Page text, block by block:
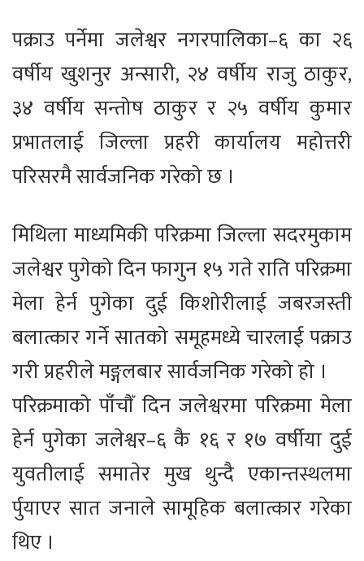
पक्राउ पर्नेमा जलेश्वर नगरपालिका–६ का २६
वर्षीय खुशनुर अन्सारी, २४ वर्षीय राजु ठाकुर,
३४ वर्षीय सन्तोष ठाकुर र २५ वर्षीय कुमार
प्रभातलाई जिल्ला प्रहरी कार्यालय महोत्तरी
परिसरमै सार्वजनिक गरेको छ ।
मिथिला माध्यमिकी परिक्रमा जिल्ला सदरमुकाम
जलेश्वर पुगेको दिन फागुन १५ गते राति परिक्रमा
मेला हेर्न पुगेका दुई किशोरीलाई जबरजस्ती
बलात्कार गर्ने सातको समूहमध्ये चारलाई पक्राउ
गरी प्रहरीले मङ्गलबार सार्वजनिक गरेको हो ।
परिक्रमाको पाँचौँ दिन जलेश्वरमा परिक्रमा मेला
हेर्न पुगेका जलेश्वर–६ कै १६ र १७ वर्षीया दुई
युवतीलाई समातेर मुख थुन्दै एकान्तस्थलमा
र्पुयाएर सात जनाले सामूहिक बलात्कार गरेका
थिए ।